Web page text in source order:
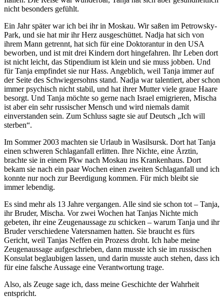
nicht besonders gefühlt.
Ein Jahr später war ich bei ihr in Moskau. Wir saßen im Petrowsky-
Park, und sie hat mir ihr Herz ausgeschüttet. Nadja hat sich von
ihrem Mann getrennt, hat sich für eine Doktorantur in den USA
beworben, und ist mit drei Kindern dort hingefahren. Ihr Leben dort
ist nicht leicht, das Stipendium ist klein und sie muss jobben. Und
für Tanja empfindet sie nur Hass. Angeblich, weil Tanja immer auf
der Seite des Schwiegersohns stand. Nadja war talentiert, aber schon
immer psychisch nicht stabil, und hat ihrer Mutter viele graue Haare
besorgt. Und Tanja möchte so gerne nach Israel emigrieren, Mischa
ist aber ein sehr russischer Mensch und wird niemals damit
einverstanden sein. Zum Schluss sagte sie auf Deutsch
Ich will
sterben .
Im Sommer 2003 machten sie Urlaub in Wasilsursk. Dort hat Tanja
einen schweren Schlaganfall erlitten. Ihre Nichte, eine Ärztin,
brachte sie in einem Pkw nach Moskau ins Krankenhaus. Dort
bekam sie nach ein paar Wochen einen zweiten Schlaganfall und ich
konnte nur noch zur Beerdigung kommen. Für mich bleibt sie
immer lebendig.
Es sind mehr als 13 Jahre vergangen. Alle sind sie schon tot – Tanja,
ihr Bruder, Mischa. Vor zwei Wochen hat Tanjas Nichte mich
gebeten, ihr eine Zeugenaussage zu schicken – warum Tanja und ihr
Bruder verschiedene Vatersnamen hatten. Sie braucht es fürs
Gericht, weil Tanjas Neffen ein Prozess droht. Ich habe meine
Zeugenaussage aufgeschrieben, dann musste ich sie im russischen
Konsulat beglaubigen lassen, und darin musste auch stehen, dass ich
für eine falsche Aussage eine Verantwortung trage.
Also, als Zeuge sage ich, dass meine Geschichte der Wahrheit
entspricht.